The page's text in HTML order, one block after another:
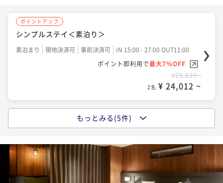
【宿の日】シンプルステイ＜朝食付＞
朝食付き 現地決済可 事前決済可
ポイント即利用で最大7％OFF
¥30,080~
¥ 27,974 ~
ポイントアップ
【連泊割】2連泊以上でお得にステイ＜素泊り＞
ポイント即利用で
最大7％OFF
2名 ¥ 48,490 ~
ポイントアップ
シンプルステイ＜素泊り＞
素泊まり 現地決済可 事前決済可
IN 15:00 - 27:00 OUT11:00
ポイント即利用で最大7％OFF
¥25,820~
2名 ¥ 24,012 ~
【宿の日】シンプルステイ＜素泊り＞
素泊まり 現地決済可 事前決済可
IN 15:00 - 27:00 OUT11:00
ポイント即利用で
最大7％OFF
¥25,880~
もっとみる(5件)